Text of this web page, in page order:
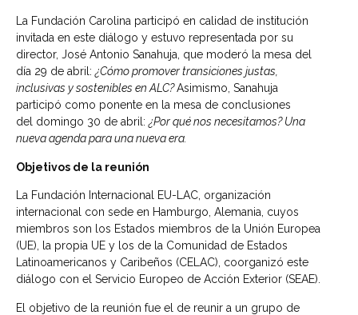
La Fundación Carolina participó en calidad de institución
invitada en este diálogo y estuvo representada por su
director, José Antonio Sanahuja, que moderó la mesa del
día 29 de abril:¿Cómo promover transiciones justas,
inclusivas y sostenibles en ALC?Asimismo, Sanahuja
participó como ponente en la mesa de conclusiones
del domingo 30 de abril:¿Por qué nos necesitamos? Una
nueva agenda para una nueva era.
Objetivos de la reunión
La Fundación Internacional EU-LAC, organización
internacional con sede en Hamburgo, Alemania, cuyos
miembros son los Estados miembros de la Unión Europea
(UE), la propia UE y los de la Comunidad de Estados
Latinoamericanos y Caribeños (CELAC), coorganizó este
diálogo con el Servicio Europeo de Acción Exterior (SEAE).
El objetivo de la reunión fue el de reunir a un grupo de